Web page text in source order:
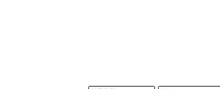
Пошук відгуків